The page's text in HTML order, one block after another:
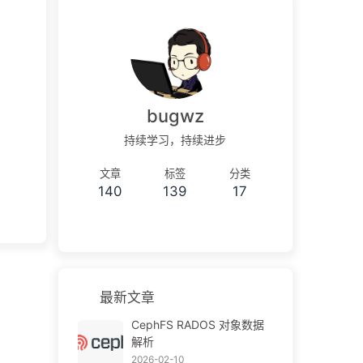
bugwz
持续学习，持续进步
文章
140
标签
139
分类
17
最新文章
CephFS RADOS 对象数据
解析
2026-02-10